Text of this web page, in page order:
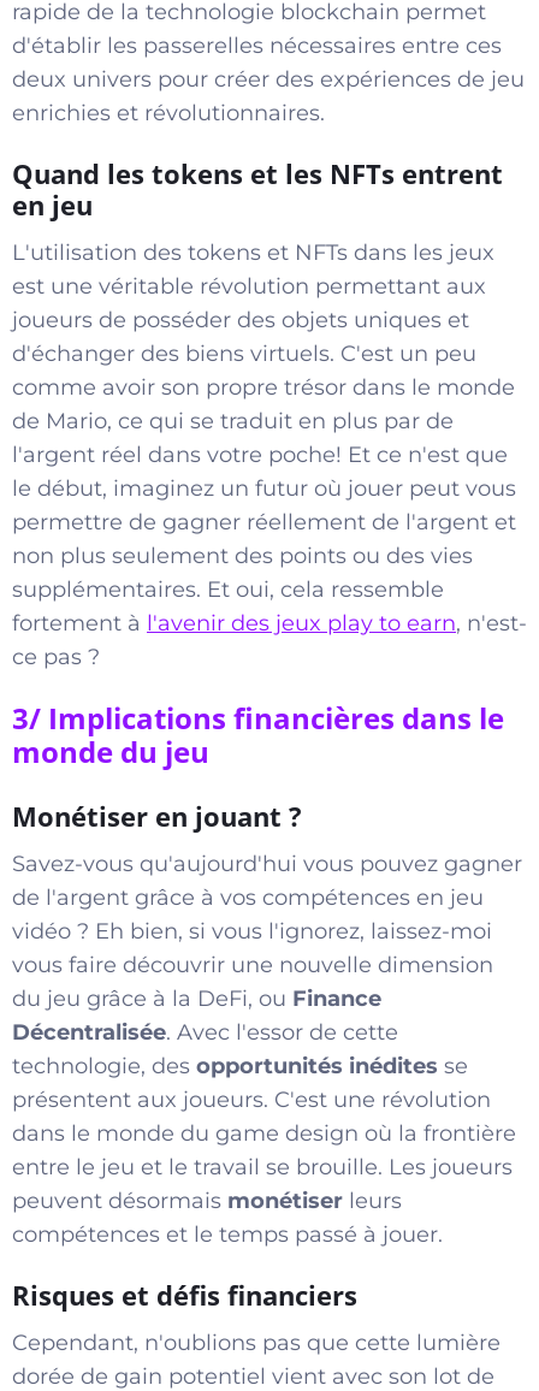
rapide de la technologie blockchain permet
d'établir les passerelles nécessaires entre ces
deux univers pour créer des expériences de jeu
enrichies et révolutionnaires.
Quand les tokens et les NFTs entrent
en jeu
L'utilisation des tokens et NFTs dans les jeux
est une véritable révolution permettant aux
joueurs de posséder des objets uniques et
d'échanger des biens virtuels. C'est un peu
comme avoir son propre trésor dans le monde
de Mario, ce qui se traduit en plus par de
l'argent réel dans votre poche! Et ce n'est que
le début, imaginez un futur où jouer peut vous
permettre de gagner réellement de l'argent et
non plus seulement des points ou des vies
supplémentaires. Et oui, cela ressemble
fortement à l'avenir des jeux play to earn, n'est-
ce pas ?
3/ Implications financières dans le
monde du jeu
Monétiser en jouant ?
Savez-vous qu'aujourd'hui vous pouvez gagner
de l'argent grâce à vos compétences en jeu
vidéo ? Eh bien, si vous l'ignorez, laissez-moi
vous faire découvrir une nouvelle dimension
du jeu grâce à la DeFi, ou Finance
Décentralisée. Avec l'essor de cette
technologie, des opportunités inédites se
présentent aux joueurs. C'est une révolution
dans le monde du game design où la frontière
entre le jeu et le travail se brouille. Les joueurs
peuvent désormais monétiser leurs
compétences et le temps passé à jouer.
Risques et défis financiers
Cependant, n'oublions pas que cette lumière
dorée de gain potentiel vient avec son lot de